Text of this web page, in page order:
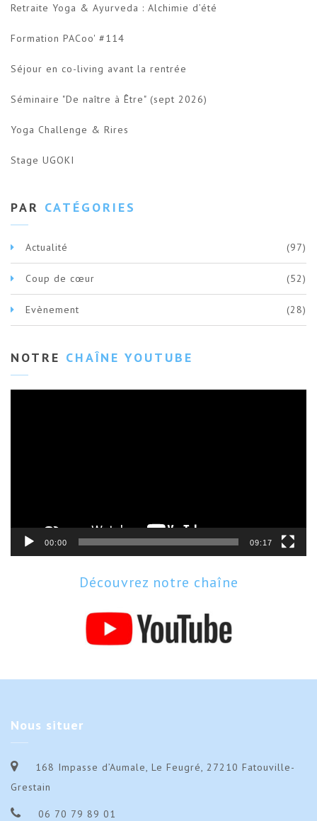
Retraite Yoga & Ayurveda : Alchimie d’été
Formation PACoo' #114
Séjour en co-living avant la rentrée
Séminaire "De naître à Être" (sept 2026)
Yoga Challenge & Rires
Stage UGOKI
PAR CATÉGORIES
Actualité (97)
Coup de cœur (52)
Evènement (28)
NOTRE CHAÎNE YOUTUBE
00:00 09:17
Découvrez notre chaîne
Nous situer
168 Impasse d’Aumale, Le Feugré, 27210 Fatouville-
Grestain
06 70 79 89 01